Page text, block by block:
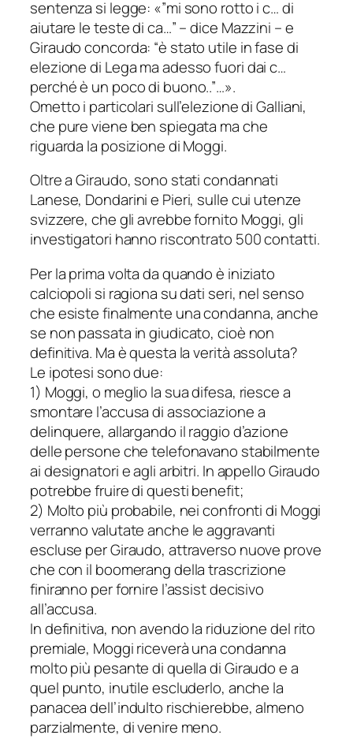
sentenza si legge: «”mi sono rotto i c… di
aiutare le teste di ca…” – dice Mazzini – e
Giraudo concorda: “è stato utile in fase di
elezione di Lega ma adesso fuori dai c…
perché è un poco di buono..”…».
Ometto i particolari sull’elezione di Galliani,
che pure viene ben spiegata ma che
riguarda la posizione di Moggi.
Oltre a Giraudo, sono stati condannati
Lanese, Dondarini e Pieri, sulle cui utenze
svizzere, che gli avrebbe fornito Moggi, gli
investigatori hanno riscontrato 500 contatti.
Per la prima volta da quando è iniziato
calciopoli si ragiona su dati seri, nel senso
che esiste finalmente una condanna, anche
se non passata in giudicato, cioè non
definitiva. Ma è questa la verità assoluta?
Le ipotesi sono due:
1) Moggi, o meglio la sua difesa, riesce a
smontare l’accusa di associazione a
delinquere, allargando il raggio d’azione
delle persone che telefonavano stabilmente
ai designatori e agli arbitri. In appello Giraudo
potrebbe fruire di questi benefit;
2) Molto più probabile, nei confronti di Moggi
verranno valutate anche le aggravanti
escluse per Giraudo, attraverso nuove prove
che con il boomerang della trascrizione
finiranno per fornire l’assist decisivo
all’accusa.
In definitiva, non avendo la riduzione del rito
premiale, Moggi riceverà una condanna
molto più pesante di quella di Giraudo e a
quel punto, inutile escluderlo, anche la
panacea dell’indulto rischierebbe, almeno
parzialmente, di venire meno.